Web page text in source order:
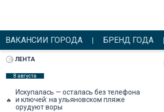
ВАКАНСИИ ГОРОДА БРЕНД ГОДА
ЛЕНТА
8 августа
Искупалась — осталась без телефона
и ключей: на ульяновском пляже
орудуют воры